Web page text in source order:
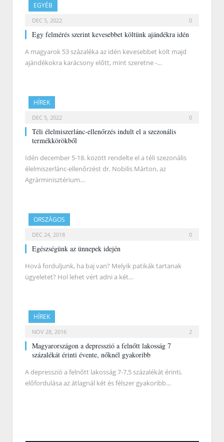
EGYÉB
DEC 5, 2022 0
Egy felmérés szerint kevesebbet költünk ajándékra idén
A magyarok 53 százaléka az idén kevesebbet költ majd
ajándékokra karácsony előtt, mint szeretne -…
HÍREK
DEC 5, 2022 0
Téli élelmiszerlánc-ellenőrzés indult el a szezonális
termékkörökből
Idén december 5-18. között rendelte el a téli szezonális
élelmiszerlánc-ellenőrzést dr. Nobilis Márton, az
Agrárminisztérium…
ORSZÁGOS
DEC 24, 2018 0
Egészségünk az ünnepek idején
Hová forduljunk, ha baj van? Melyik patikák tartanak
ügyeletet? Hol lehet vért adni a két…
HÍREK
NOV 28, 2016 2
Magyarországon a depresszió a felnőtt lakosság 7
százalékát érinti évente, nőknél gyakoribb
A depresszió a felnőtt lakosság 7-7,5 százalékát érinti,
előfordulása az átlagnál két és félszer gyakoribb…